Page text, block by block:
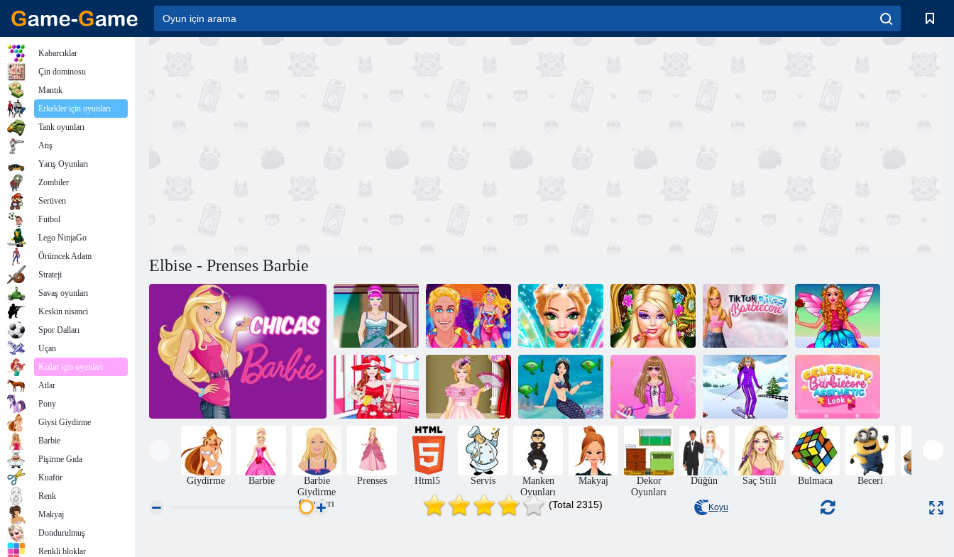
Elbise - Prenses Barbie
Barbie Zarif
Elbise
Sarışın yeniden
yükleme
Barbara ve
arkadaşları peri
partisi
Barbie peri stili
Tiktok divas
briaricore
Barbie Melek
Giydirme
Barbie Kitty ile
Barbie Klasik
Giydirme
Barbie Deniz
Kızı Giydirme
Barbie Alışveriş
Elbisesi
Barbie
Snowboard
Elbisesi
Ünlü Barbiecore
Estetik
Görünüm
Giydirme Barbie
Barbie
Giydirme
Oyunları
Prenses Html5 Servis
Manken
Oyunları
Makyaj
Dekor
Oyunları
Düğün Saç Stili Bulmaca Beceri
pişirme
(Total 2315) Koyu
Kabarcıklar
Çin dominosu
Mantık
Erkekler için oyunları
Tank oyunları
Atış
Yarış Oyunları
Zombiler
Serüven
Futbol
Lego NinjaGo
Örümcek Adam
Strateji
Savaş oyunları
Keskin nisanci
Spor Dalları
Uçan
Kızlar için oyunları
Atlar
Pony
Giysi Giydirme
Barbie
Pişirme Gıda
Kuaför
Renk
Makyaj
Dondurulmuş
Renkli bloklar